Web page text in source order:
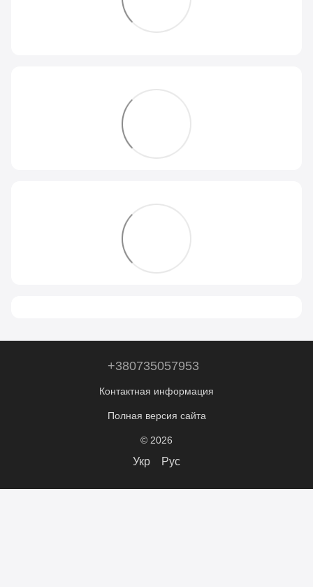
+380735057953
Контактная информация
Полная версия сайта
© 2026
Укр Рус